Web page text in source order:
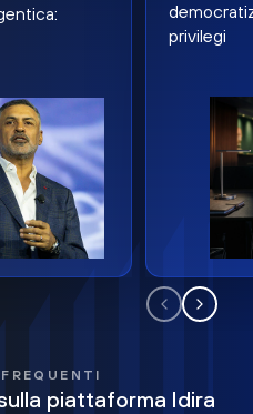
privilegi
piattaforma Idira